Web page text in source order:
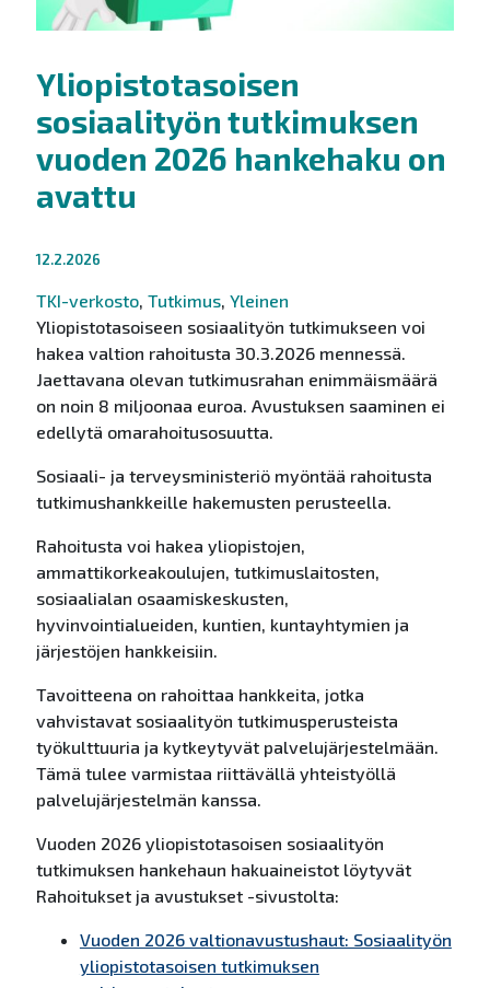
Yliopistotasoisen
sosiaalityön tutkimuksen
vuoden 2026 hankehaku on
avattu
12.2.2026
TKI-verkosto, Tutkimus, Yleinen
Yliopistotasoiseen sosiaalityön tutkimukseen voi
hakea valtion rahoitusta 30.3.2026 mennessä.
Jaettavana olevan tutkimusrahan enimmäismäärä
on noin 8 miljoonaa euroa. Avustuksen saaminen ei
edellytä omarahoitusosuutta.
Sosiaali- ja terveysministeriö myöntää rahoitusta
tutkimushankkeille hakemusten perusteella.
Rahoitusta voi hakea yliopistojen,
ammattikorkeakoulujen, tutkimuslaitosten,
sosiaalialan osaamiskeskusten,
hyvinvointialueiden, kuntien, kuntayhtymien ja
järjestöjen hankkeisiin.
Tavoitteena on rahoittaa hankkeita, jotka
vahvistavat sosiaalityön tutkimusperusteista
työkulttuuria ja kytkeytyvät palvelujärjestelmään.
Tämä tulee varmistaa riittävällä yhteistyöllä
palvelujärjestelmän kanssa.
Vuoden 2026 yliopistotasoisen sosiaalityön
tutkimuksen hankehaun hakuaineistot löytyvät
Rahoitukset ja avustukset -sivustolta:
Vuoden 2026 valtionavustushaut: Sosiaalityön
yliopistotasoisen tutkimuksen